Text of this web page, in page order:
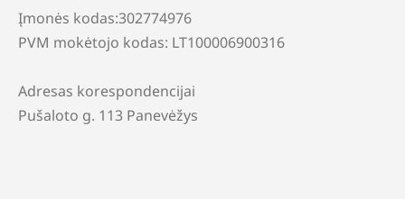
Įmonės kodas:302774976
PVM mokėtojo kodas: LT100006900316
Adresas korespondencijai
Pušaloto g. 113 Panevėžys